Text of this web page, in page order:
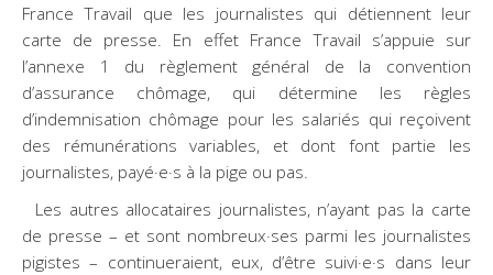
France Travail que les journalistes qui détiennent leur
carte de presse. En effet France Travail s’appuie sur
l’annexe 1 du règlement général de la convention
d’assurance chômage, qui détermine les règles
d’indemnisation chômage pour les salariés qui reçoivent
des rémunérations variables, et dont font partie les
journalistes, payé·e·s à la pige ou pas.
Les autres allocataires journalistes, n’ayant pas la carte
de presse – et sont nombreux·ses parmi les journalistes
pigistes – continueraient, eux, d’être suivi·e·s dans leur